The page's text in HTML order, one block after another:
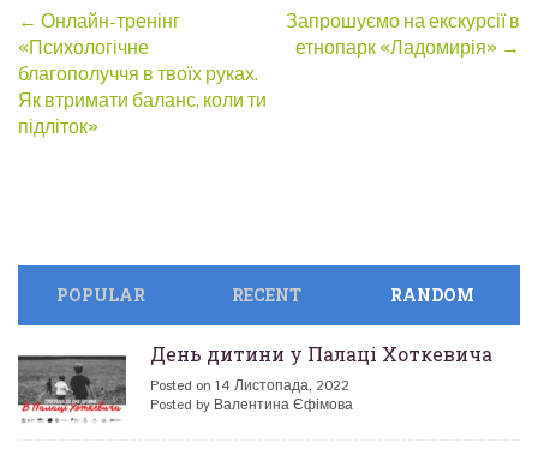
Post
navigation
← Онлайн-тренінг
«Психологічне
благополуччя в твоїх руках.
Як втримати баланс, коли ти
підліток»
Запрошуємо на екскурсії в
етнопарк «Ладомирія» →
POPULAR RECENT RANDOM
День дитини у Палаці Хоткевича
Posted on 14 Листопада, 2022
Posted by Валентина Єфімова